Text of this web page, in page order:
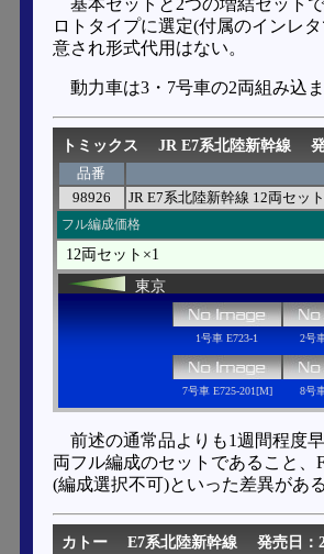
ロトタイプに選定(付属のインレ
意され形式代用はない。
動力車は3・7号車の2両組み込
トミックス JR E7系北陸新幹線 発
品番
98926
JR E7系北陸新幹線 12両セット
フル編成価格
12両セット×1
東京
1号車 E723-1 2号
7号車 E725-201[M] 8号
前述の通常品よりも1週間程度
両フル編成のセットであること
(編成選択不可)といった差異があ
カトー E7系北陸新幹線 発売日：